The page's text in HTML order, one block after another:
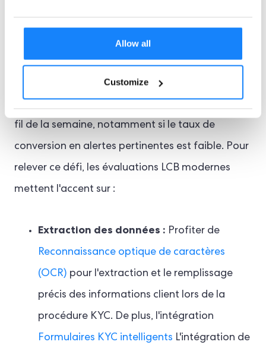
Allow all
Customize
la gestion du volume de faux positifs, qui peut
fortement solliciter les ressources de conformité.
De plus, cela peut entraîner une moindre
fil de la semaine, notamment si le taux de
conversion en alertes pertinentes est faible. Pour
relever ce défi, les évaluations LCB modernes
mettent l'accent sur :
Extraction des données : Profiter de
Reconnaissance optique de caractères
(OCR) pour l'extraction et le remplissage
précis des informations client lors de la
procédure KYC. De plus, l'intégration
Formulaires KYC intelligents L'intégration de